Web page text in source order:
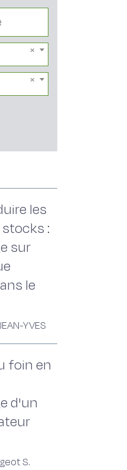
les
:
sur
le
YVES
foin en
d'un
S.